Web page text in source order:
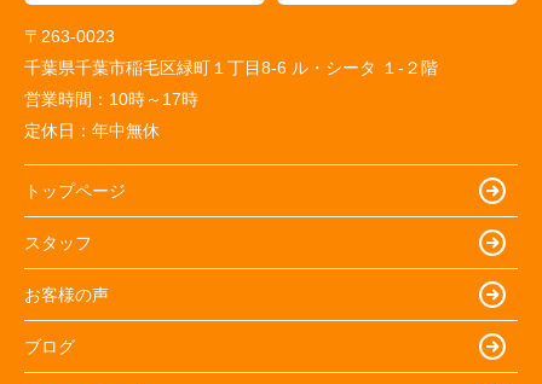
〒263-0023
千葉県千葉市稲毛区緑町１丁目8-6 ル・シータ １-２階
営業時間： 10時～17時
定休日： 年中無休
トップページ
スタッフ
お客様の声
ブログ